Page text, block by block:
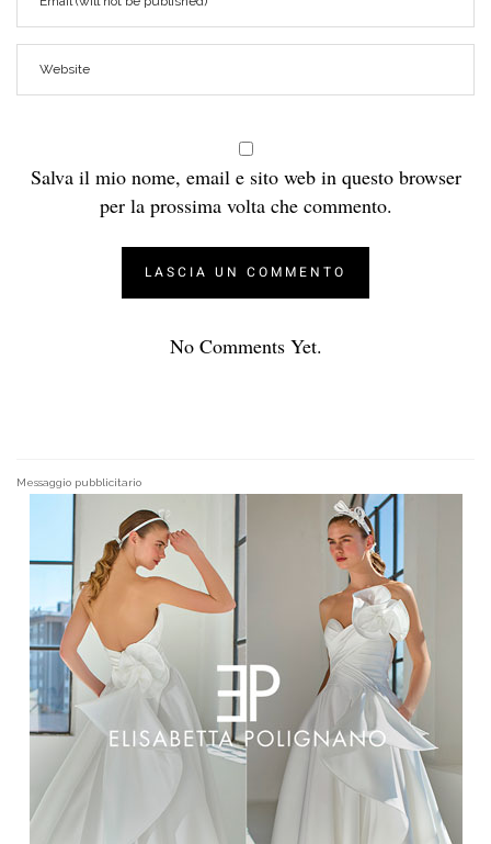
Salva il mio nome, email e sito web in questo browser
per la prossima volta che commento.
No Comments Yet.
Messaggio pubblicitario